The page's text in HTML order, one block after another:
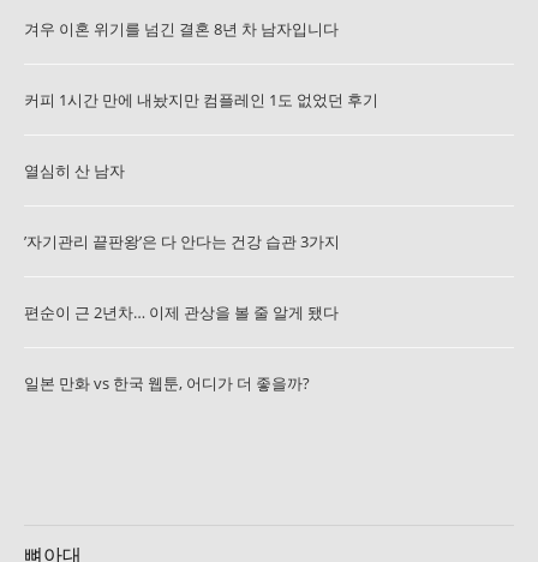
겨우 이혼 위기를 넘긴 결혼 8년 차 남자입니다
커피 1시간 만에 내놨지만 컴플레인 1도 없었던 후기
열심히 산 남자
’자기관리 끝판왕’은 다 안다는 건강 습관 3가지
편순이 근 2년차… 이제 관상을 볼 줄 알게 됐다
일본 만화 vs 한국 웹툰, 어디가 더 좋을까?
뼈아대